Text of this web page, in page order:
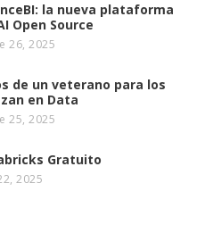
la nueva plataforma
Open Source
26, 2025
de un veterano para los
en Data
25, 2025
Gratuito
2025